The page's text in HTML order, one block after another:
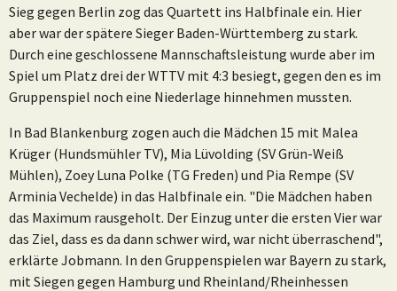
Sieg gegen Berlin zog das Quartett ins Halbfinale ein. Hier
aber war der spätere Sieger Baden-Württemberg zu stark.
Durch eine geschlossene Mannschaftsleistung wurde aber im
Spiel um Platz drei der WTTV mit 4:3 besiegt, gegen den es im
Gruppenspiel noch eine Niederlage hinnehmen mussten.
In Bad Blankenburg zogen auch die Mädchen 15 mit Malea
Krüger (Hundsmühler TV), Mia Lüvolding (SV Grün-Weiß
Mühlen), Zoey Luna Polke (TG Freden) und Pia Rempe (SV
Arminia Vechelde) in das Halbfinale ein. "Die Mädchen haben
das Maximum rausgeholt. Der Einzug unter die ersten Vier war
das Ziel, dass es da dann schwer wird, war nicht überraschend",
erklärte Jobmann. In den Gruppenspielen war Bayern zu stark,
mit Siegen gegen Hamburg und Rheinland/Rheinhessen